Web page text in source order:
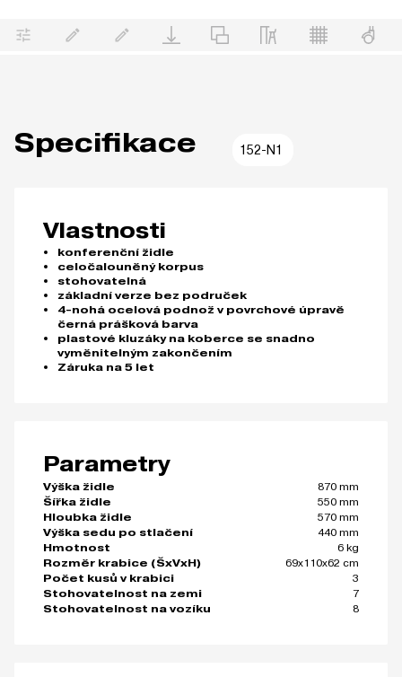
Specifikace 152-N1
Vlastnosti
konferenční židle
celočalouněný korpus
stohovatelná
základní verze bez područek
4-nohá ocelová podnož v povrchové úpravě
černá prášková barva
plastové kluzáky na koberce se snadno
vyměnitelným zakončením
Záruka na 5 let
Parametry
Výška židle
870 mm
Šířka židle
550 mm
Hloubka židle
570 mm
Výška sedu po stlačení
440 mm
Hmotnost
6 kg
Rozměr krabice (ŠxVxH)
69x110x62 cm
Počet kusů v krabici
3
Stohovatelnost na zemi
7
Stohovatelnost na vozíku
8